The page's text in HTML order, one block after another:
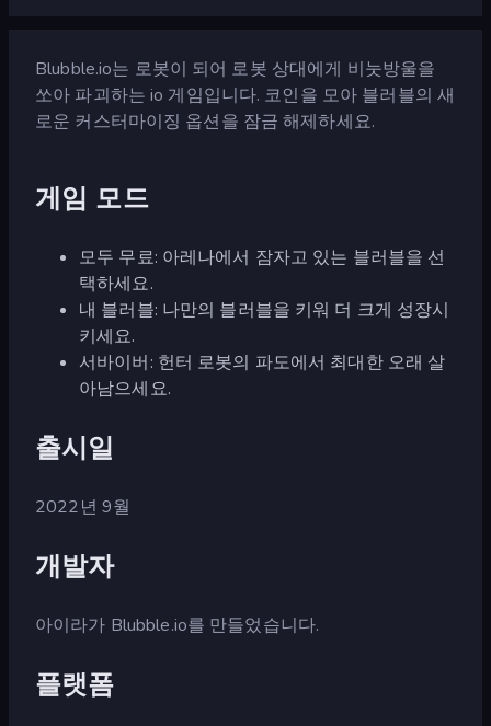
Blubble.io는 로봇이 되어 로봇 상대에게 비눗방울을
쏘아 파괴하는 io 게임입니다. 코인을 모아 블러블의 새
로운 커스터마이징 옵션을 잠금 해제하세요.
게임 모드
모두 무료: 아레나에서 잠자고 있는 블러블을 선
택하세요.
내 블러블: 나만의 블러블을 키워 더 크게 성장시
키세요.
서바이버: 헌터 로봇의 파도에서 최대한 오래 살
아남으세요.
출시일
2022년 9월
개발자
아이라가 Blubble.io를 만들었습니다.
플랫폼